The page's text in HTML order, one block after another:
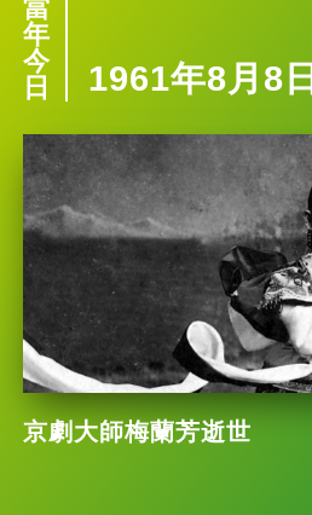
當
年
今
日
1961年8月8日
京劇大師梅蘭芳逝世